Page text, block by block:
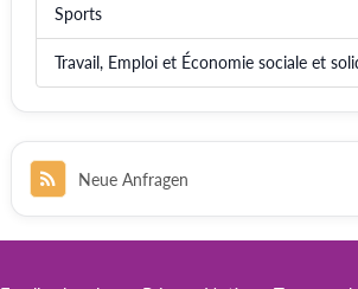
Sports
Travail, Emploi et Économie sociale et
Neue Anfragen